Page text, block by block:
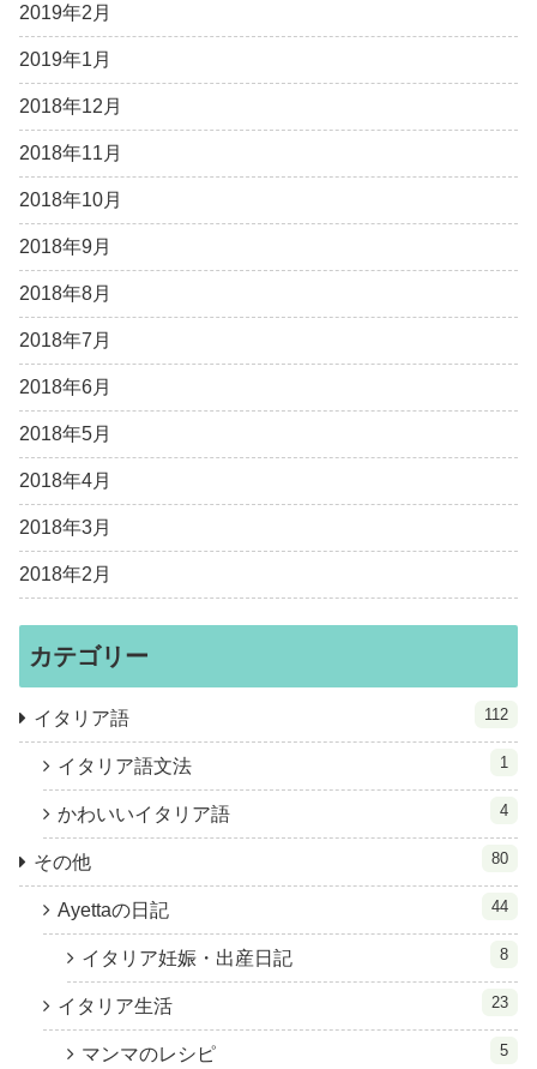
2019年2月
2019年1月
2018年12月
2018年11月
2018年10月
2018年9月
2018年8月
2018年7月
2018年6月
2018年5月
2018年4月
2018年3月
2018年2月
カテゴリー
イタリア語 112
イタリア語文法 1
かわいいイタリア語 4
その他 80
Ayettaの日記 44
イタリア妊娠・出産日記 8
イタリア生活 23
マンマのレシピ 5